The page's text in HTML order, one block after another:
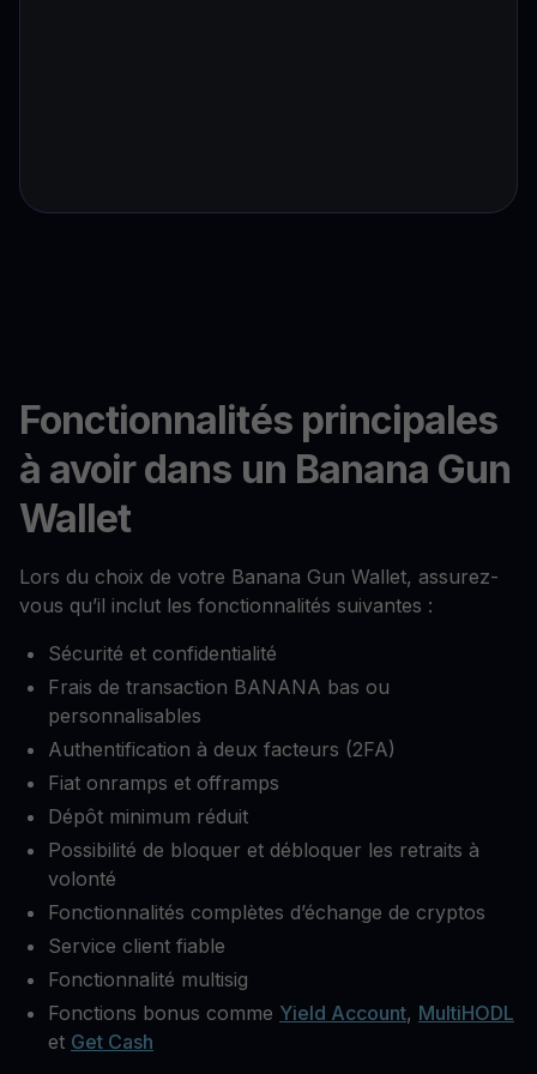
Fonctionnalités principales
à avoir dans un Banana Gun
Wallet
Lors du choix de votre Banana Gun Wallet, assurez-
vous qu’il inclut les fonctionnalités suivantes :
Sécurité et confidentialité
Frais de transaction BANANA bas ou
personnalisables
Authentification à deux facteurs (2FA)
Fiat onramps et offramps
Dépôt minimum réduit
Possibilité de bloquer et débloquer les retraits à
volonté
Fonctionnalités complètes d’échange de cryptos
Service client fiable
Fonctionnalité multisig
Fonctions bonus comme Yield Account, MultiHODL
et Get Cash